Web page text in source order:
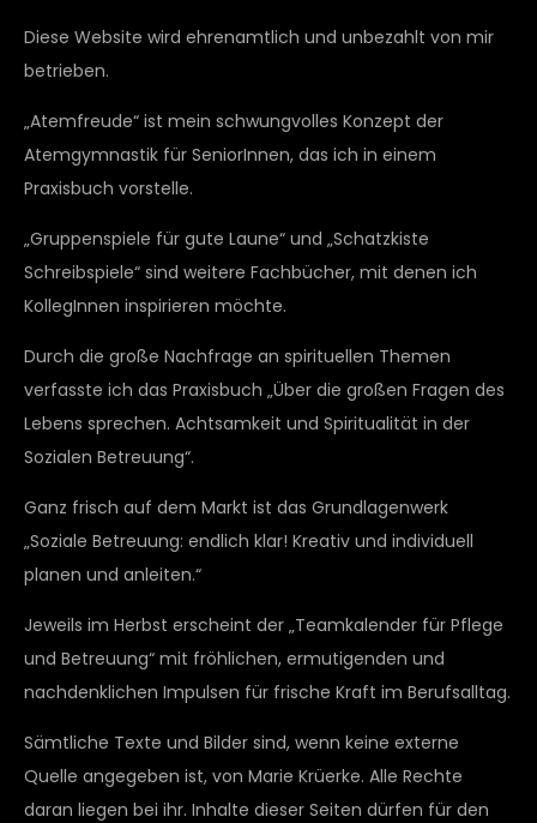
Diese Website wird ehrenamtlich und unbezahlt von mir
betrieben.
„Atemfreude“ ist mein schwungvolles Konzept der
Atemgymnastik für SeniorInnen, das ich in einem
Praxisbuch vorstelle.
„Gruppenspiele für gute Laune“ und „Schatzkiste
Schreibspiele“ sind weitere Fachbücher, mit denen ich
KollegInnen inspirieren möchte.
Durch die große Nachfrage an spirituellen Themen
verfasste ich das Praxisbuch „Über die großen Fragen des
Lebens sprechen. Achtsamkeit und Spiritualität in der
Sozialen Betreuung“.
Ganz frisch auf dem Markt ist das Grundlagenwerk
„Soziale Betreuung: endlich klar! Kreativ und individuell
planen und anleiten.“
Jeweils im Herbst erscheint der „Teamkalender für Pflege
und Betreuung“ mit fröhlichen, ermutigenden und
nachdenklichen Impulsen für frische Kraft im Berufsalltag.
Sämtliche Texte und Bilder sind, wenn keine externe
Quelle angegeben ist, von Marie Krüerke. Alle Rechte
daran liegen bei ihr. Inhalte dieser Seiten dürfen für den